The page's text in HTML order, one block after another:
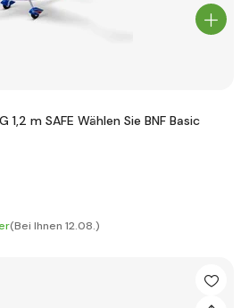
m SAFE Wählen Sie BNF Basic
(Bei Ihnen 12.08.)